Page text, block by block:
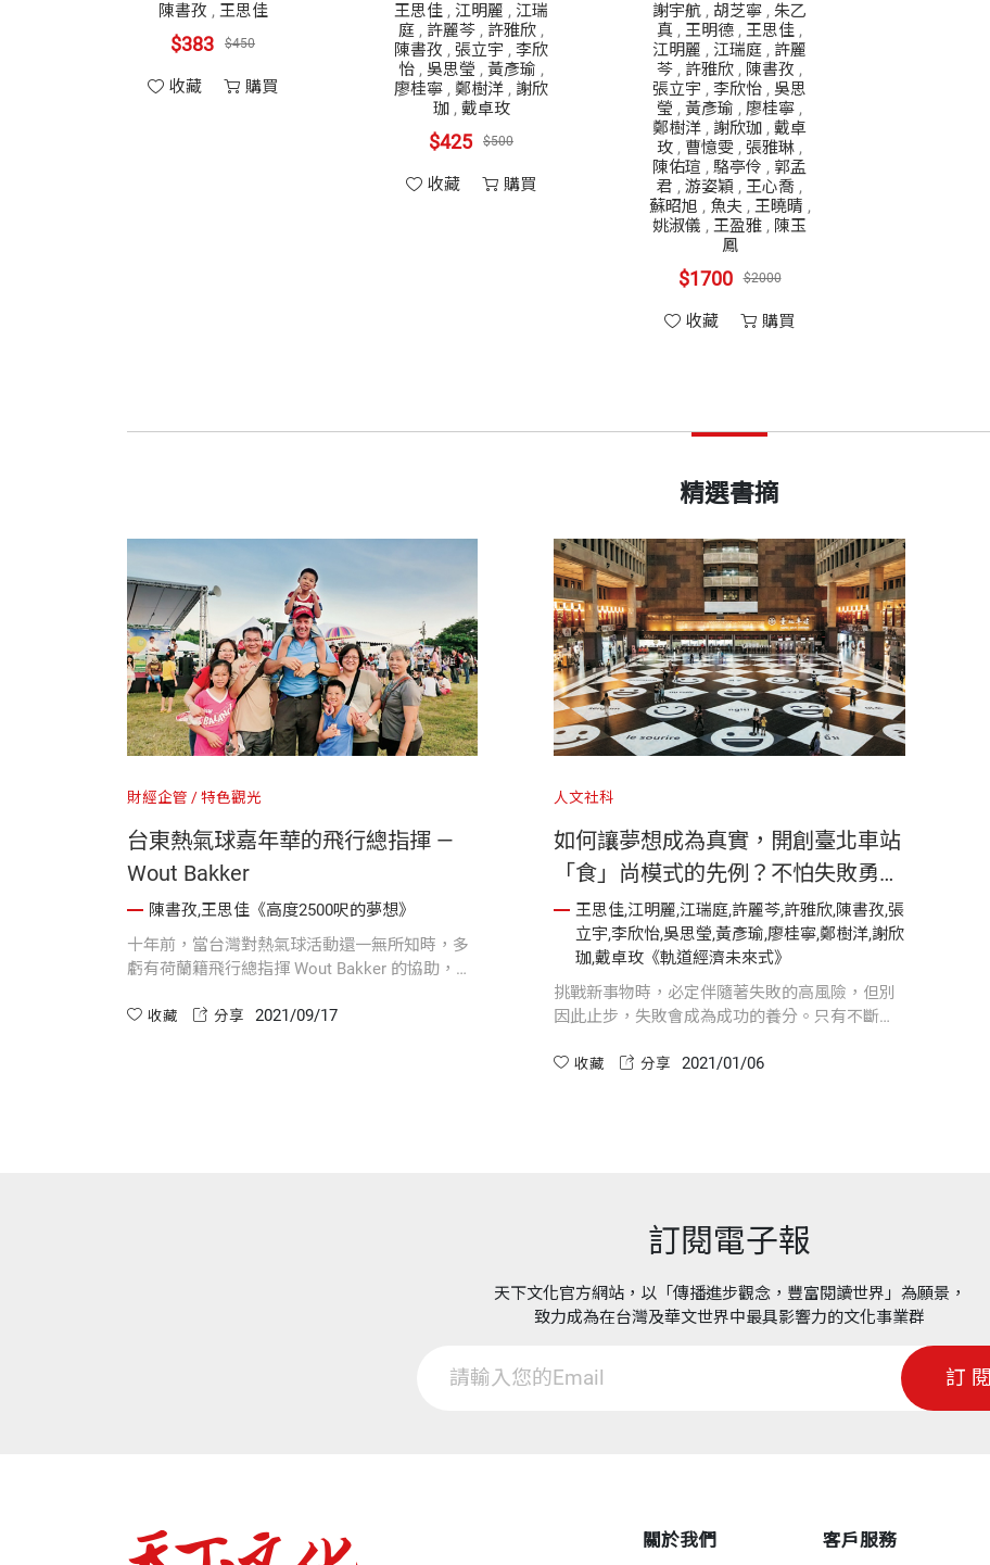
陳書孜 , 王思佳
$383 $450
收藏 購買
王思佳 , 江明麗 , 江瑞
庭 , 許麗芩 , 許雅欣 ,
陳書孜 , 張立宇 , 李欣
怡 , 吳思瑩 , 黃彥瑜 ,
廖桂寧 , 鄭樹洋 , 謝欣
珈, 戴卓玫
$425 $500
收藏 購買
謝宇航 , 胡芝寧 , 朱乙
真 , 王明德 , 王思佳 ,
江明麗 , 江瑞庭 , 許麗
芩 , 許雅欣 , 陳書孜 ,
張立宇 , 李欣怡 , 吳思
瑩 , 黃彥瑜 , 廖桂寧 ,
鄭樹洋 , 謝欣珈 , 戴卓
玫 , 曹憶雯 , 張雅琳 ,
陳佑瑄 , 駱亭伶 , 郭孟
君 , 游姿穎 , 王心喬 ,
蘇昭旭 , 魚夫 , 王曉晴 ,
姚淑儀 , 王盈雅 , 陳玉
鳳
$1700 $2000
收藏 購買
精選書摘
財經企管 特色觀光
台東熱氣球嘉年華的飛行總指揮 —
Wout Bakker
陳書孜,王思佳《高度2500呎的夢想》
十年前，當台灣對熱氣球活動還一無所知時，多
虧有荷蘭籍飛行總指揮 Wout Bakker 的協助，才
收藏 分享 2021/09/17
人文社科
如何讓夢想成為真實，開創臺北車站
「食」尚模式的先例？不怕失敗勇於
嘗試，積累成功的養分
王思佳,江明麗,江瑞庭,許麗芩,許雅欣,陳書孜,張
立宇,李欣怡,吳思瑩,黃彥瑜,廖桂寧,鄭樹洋,謝欣
珈,戴卓玫《軌道經濟未來式》
挑戰新事物時，必定伴隨著失敗的高風險，但別
因此止步，失敗會成為成功的養分。只有不斷的
收藏 分享 2021/01/06
訂閱電子報
天下文化官方網站，以「傳播進步觀念，豐富閱讀世界」為願景，
致力成為在台灣及華文世界中最具影響力的文化事業群
訂閱
關於我們 客戶服務